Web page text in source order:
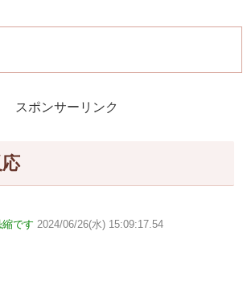
スポンサーリンク
です 2024/06/26(水) 15:09:17.54